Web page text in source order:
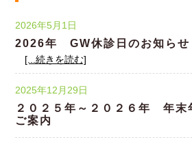
2026年5月1日
2026年 GW休診日のお知らせ
[...続きを読む]
2025年12月29日
２０２５年～２０２６年 年
ご案内